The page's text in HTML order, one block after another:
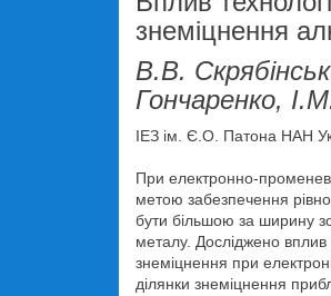
знеміцнення
В.В.
Гончаренко,
ІЕЗ ім. Є.О. Патона НАН
При електронно-
метою забезпечення
бути більшою за ширину
металу. Досліджено
знеміцнення при
ділянки знеміцнення